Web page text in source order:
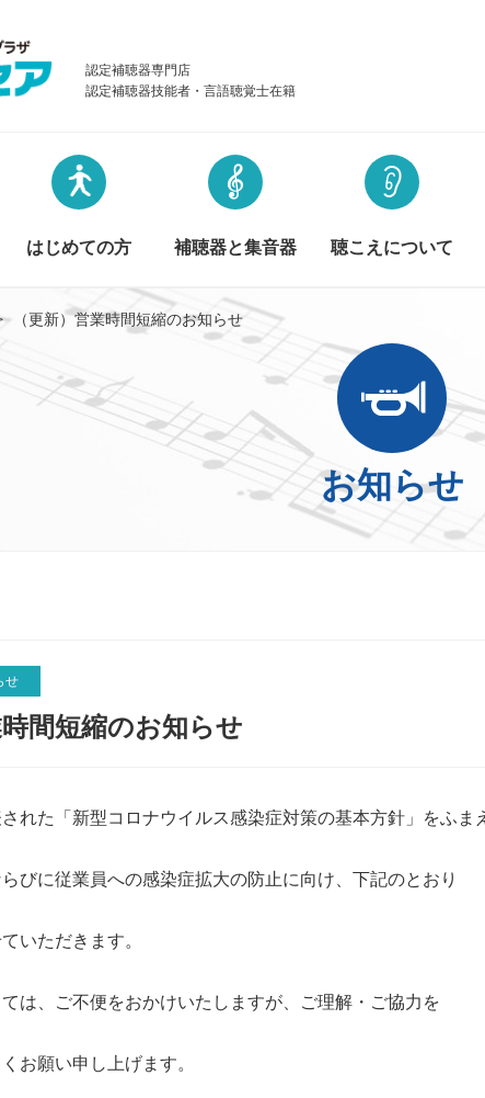
認定補聴器専門店
認定補聴器技能者・言語聴覚士在籍
はじめての方 補聴器と集音器 聴こえについて
（更新）営業時間短縮のお知らせ
お知らせ
せ
時間短縮のお知らせ
れた「新型コロナウイルス感染症対策の基本方針」をふま
びに従業員への感染症拡大の防止に向け、下記のとおり
いただきます。
は、ご不便をおかけいたしますが、ご理解・ご協力を
お願い申し上げます。